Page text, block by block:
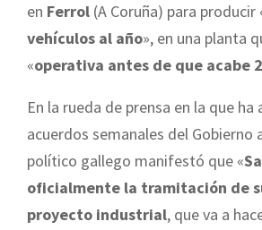
en Ferrol (A Coruña) para producir
vehículos al año», en una planta
«operativa antes de que acabe
En la rueda de prensa en la que ha
acuerdos semanales del Gobierno
político gallego manifestó que «
oficialmente la tramitación de
proyecto industrial, que va a